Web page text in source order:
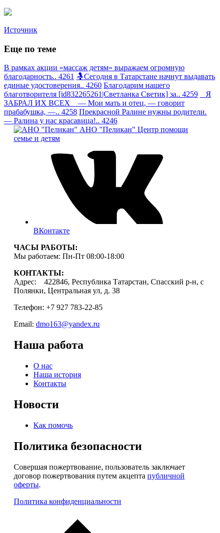
Источник
Еще по теме
В рамках акции «массаж детям» выражаем огромную
благодарность.. 4261 🤱Сегодня в Татарстане начнут выдавать
единые удостоверения.. 4260 Благодарим нашего
благотворителя [id832265261|Светланка Светик] за.. 4259
Я
ЗАБРАЛ ИХ ВСЕХ — Мои мать и отец, — говорит
прабабушка, —.. 4258 Прекрасной Ралине нужны родители.
— Ралина у нас красавица!.. 4246
АНО "Пеликан" Центр помощи
семье и детям
ВКонтакте
ЧАСЫ РАБОТЫ:
Мы работаем: Пн-Пт 08:00-18:00
КОНТАКТЫ:
Адрес: 422846, Республика Татарстан, Спасский р-н, с
Полянки, Центральная ул, д. 38
Телефон: +7 927 783-22-85
Email: dmo163@yandex.ru
Наша работа
О нас
Наша история
Контакты
Новости
Как помочь
Политика безопасности
Совершая пожертвование, пользователь заключает
договор пожертвования путем акцепта публичной
оферты.
Политика конфиденциальности